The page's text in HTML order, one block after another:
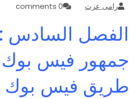
رامى عزت 0 comments
الفصل
جمهور فيس
طريق فيس بوك